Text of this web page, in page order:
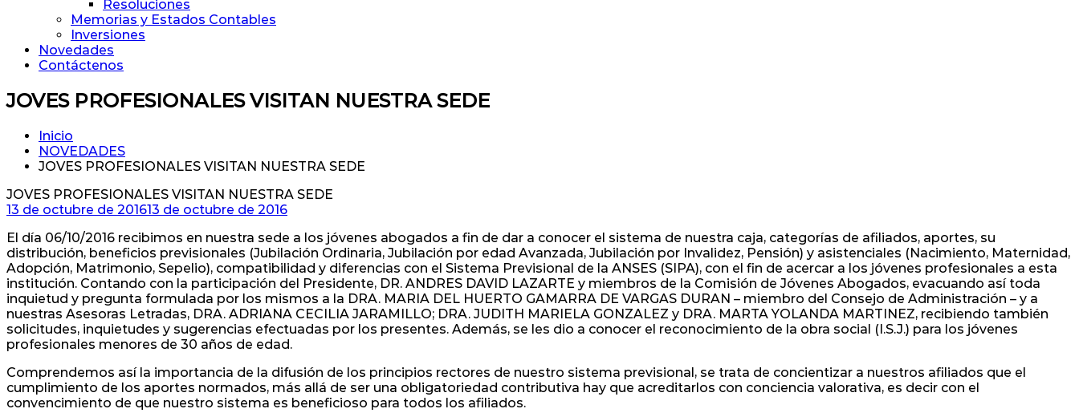
Resoluciones
Memorias y Estados Contables
Inversiones
Novedades
Contáctenos
JOVES PROFESIONALES VISITAN NUESTRA SEDE
Inicio
NOVEDADES
JOVES PROFESIONALES VISITAN NUESTRA SEDE
JOVES PROFESIONALES VISITAN NUESTRA SEDE
13 de octubre de 201613 de octubre de 2016
El día 06/10/2016 recibimos en nuestra sede a los jóvenes abogados a fin de dar a conocer el sistema de nuestra caja, categorías de afiliados, aportes, su
distribución, beneficios previsionales (Jubilación Ordinaria, Jubilación por edad Avanzada, Jubilación por Invalidez, Pensión) y asistenciales (Nacimiento, Maternidad,
Adopción, Matrimonio, Sepelio), compatibilidad y diferencias con el Sistema Previsional de la ANSES (SIPA), con el fin de acercar a los jóvenes profesionales a esta
institución. Contando con la participación del Presidente, DR. ANDRES DAVID LAZARTE y miembros de la Comisión de Jóvenes Abogados, evacuando así toda
inquietud y pregunta formulada por los mismos a la DRA. MARIA DEL HUERTO GAMARRA DE VARGAS DURAN – miembro del Consejo de Administración – y a
nuestras Asesoras Letradas, DRA. ADRIANA CECILIA JARAMILLO; DRA. JUDITH MARIELA GONZALEZ y DRA. MARTA YOLANDA MARTINEZ, recibiendo también
solicitudes, inquietudes y sugerencias efectuadas por los presentes. Además, se les dio a conocer el reconocimiento de la obra social (I.S.J.) para los jóvenes
profesionales menores de 30 años de edad.
Comprendemos así la importancia de la difusión de los principios rectores de nuestro sistema previsional, se trata de concientizar a nuestros afiliados que el
cumplimiento de los aportes normados, más allá de ser una obligatoriedad contributiva hay que acreditarlos con conciencia valorativa, es decir con el
convencimiento de que nuestro sistema es beneficioso para todos los afiliados.